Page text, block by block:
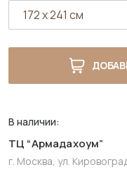
В наличии:
ТЦ “Армадахоум”
г. Москва, ул.